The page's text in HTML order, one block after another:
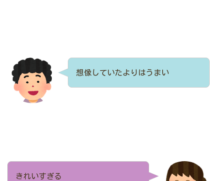
想像していたよりはうまい
きれいすぎる